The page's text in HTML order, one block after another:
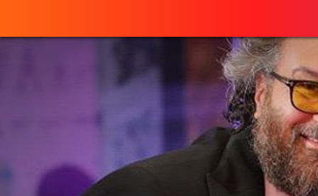
ULTIMO ARTICOLO
Quando
Come